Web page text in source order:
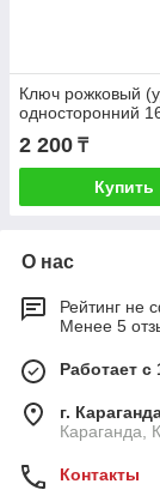
Ключ рожковый
односторонний
2 200 ₸
Купить
О нас
Рейтинг не
Менее 5
Работает с
г.
Караганда,
Контакты